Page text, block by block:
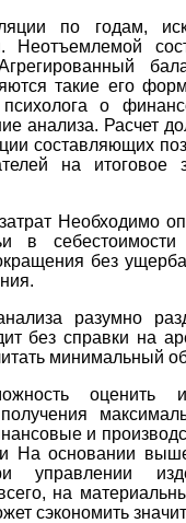
по годам,
Неотъемлемой
такие его
о
анализа. Расчет
составляющих
на итоговое
Необходимо
в себестоимости
без
разумно
без справки на
минимальный
оценить и
и
На основании
на
сэкономить